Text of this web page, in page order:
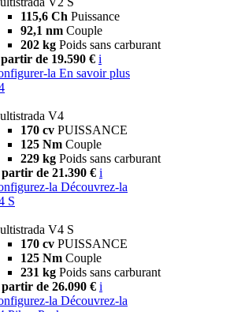
115,6 Ch Puissance
92,1 nm Couple
202 kg Poids sans carburant
de 19.590 € i
la En savoir plus
V4
170 cv PUISSANCE
125 Nm Couple
229 kg Poids sans carburant
de 21.390 € i
la Découvrez-la
S
V4 S
170 cv PUISSANCE
125 Nm Couple
231 kg Poids sans carburant
de 26.090 € i
la Découvrez-la